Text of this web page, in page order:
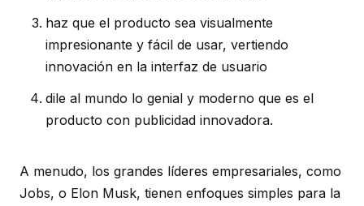
haz que el producto sea visualmente
impresionante y fácil de usar, vertiendo
innovación en la interfaz de usuario
dile al mundo lo genial y moderno que es el
producto con publicidad innovadora.
A menudo, los grandes líderes empresariales, como
Jobs, o Elon Musk, tienen enfoques simples para la